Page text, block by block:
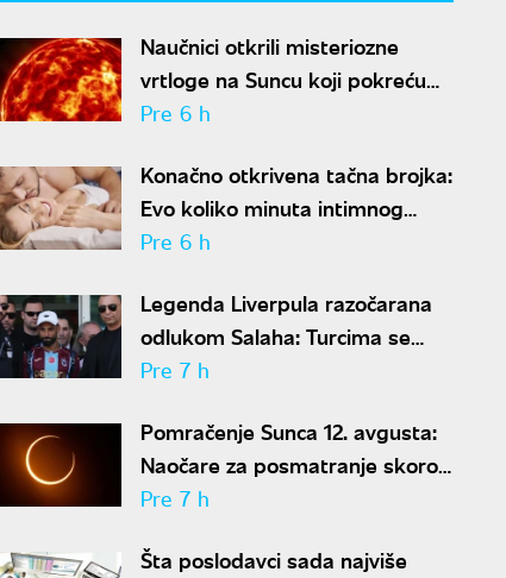
Naučnici otkrili misteriozne
vrtloge na Suncu koji pokreću
solarne baklje
Pre 6 h
Konačno otkrivena tačna brojka:
Evo koliko minuta intimnog
odnosa je ženi potrebno da bi
Pre 6 h
Legenda Liverpula razočarana
odlukom Salaha: Turcima se
neće dopasti ove reči
Pre 7 h
Pomračenje Sunca 12. avgusta:
Naočare za posmatranje skoro
rasprodate
Pre 7 h
Šta poslodavci sada najviše